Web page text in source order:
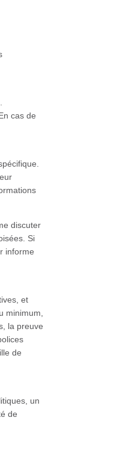
cas de
discuter
Si
informe
et
minimum,
la preuve
de
un
de